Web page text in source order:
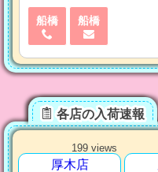
船橋 船橋
各店の入荷速報
199 views
厚木店